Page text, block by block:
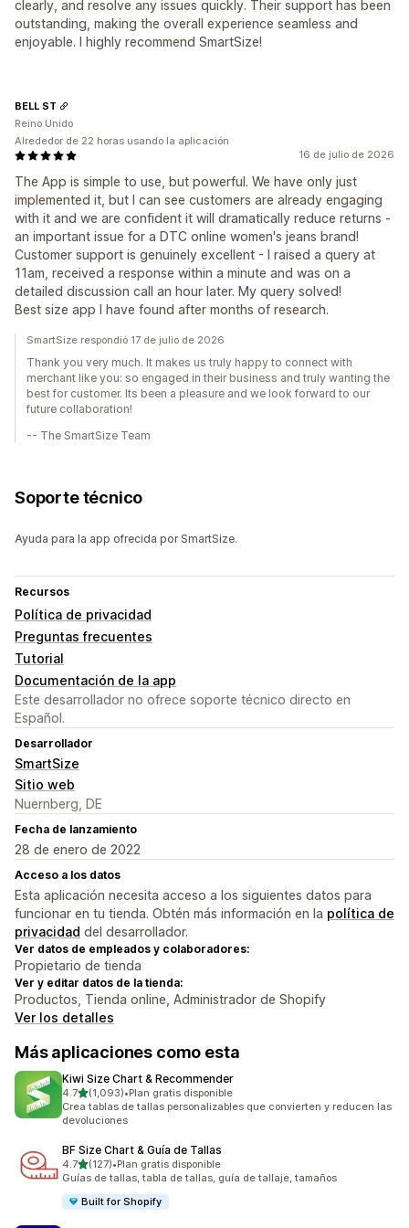
clearly, and resolve any issues quickly. Their support has been
outstanding, making the overall experience seamless and
enjoyable. I highly recommend SmartSize!
16 de julio de 2026
The App is simple to use, but powerful. We have only just
implemented it, but I can see customers are already engaging
with it and we are confident it will dramatically reduce returns -
an important issue for a DTC online women's jeans brand!
Customer support is genuinely excellent - I raised a query at
11am, received a response within a minute and was on a
detailed discussion call an hour later. My query solved!
Best size app I have found after months of research.
BELL ST
Reino Unido
Alrededor de 22 horas usando la aplicación
SmartSize respondió 17 de julio de 2026
Thank you very much. It makes us truly happy to connect with
merchant like you: so engaged in their business and truly wanting the
best for customer. Its been a pleasure and we look forward to our
future collaboration!
-- The SmartSize Team
Soporte técnico
Ayuda para la app ofrecida por SmartSize.
Recursos
Política de privacidad
Preguntas frecuentes
Tutorial
Documentación de la app
Este desarrollador no ofrece soporte técnico directo en
Español.
Desarrollador
SmartSize
Sitio web
Nuernberg, DE
Fecha de lanzamiento
28 de enero de 2022
Acceso a los datos
Esta aplicación necesita acceso a los siguientes datos para
funcionar en tu tienda. Obtén más información en la política de
privacidad del desarrollador.
Ver datos de empleados y colaboradores:
Propietario de tienda
Ver y editar datos de la tienda:
Productos, Tienda online, Administrador de Shopify
Ver los detalles
Más aplicaciones como esta
Kiwi Size Chart & Recommender
4.7de 5 estrellas
(1,093)
1093 reseñas en total
•Plan gratis disponible
Crea tablas de tallas personalizables que convierten y reducen las
devoluciones
BF Size Chart & Guía de Tallas
4.7de 5 estrellas
(127)
127 reseñas en total
•Plan gratis disponible
Guías de tallas, tabla de tallas, guía de tallaje, tamaños
Built for Shopify